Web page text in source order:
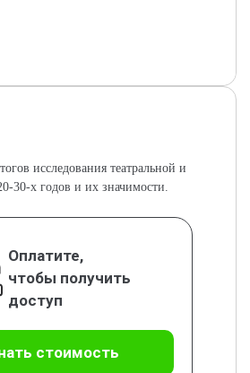
исследования театральной и
30-х годов и их значимости.
Оплатите,
чтобы получить
доступ
стоимость